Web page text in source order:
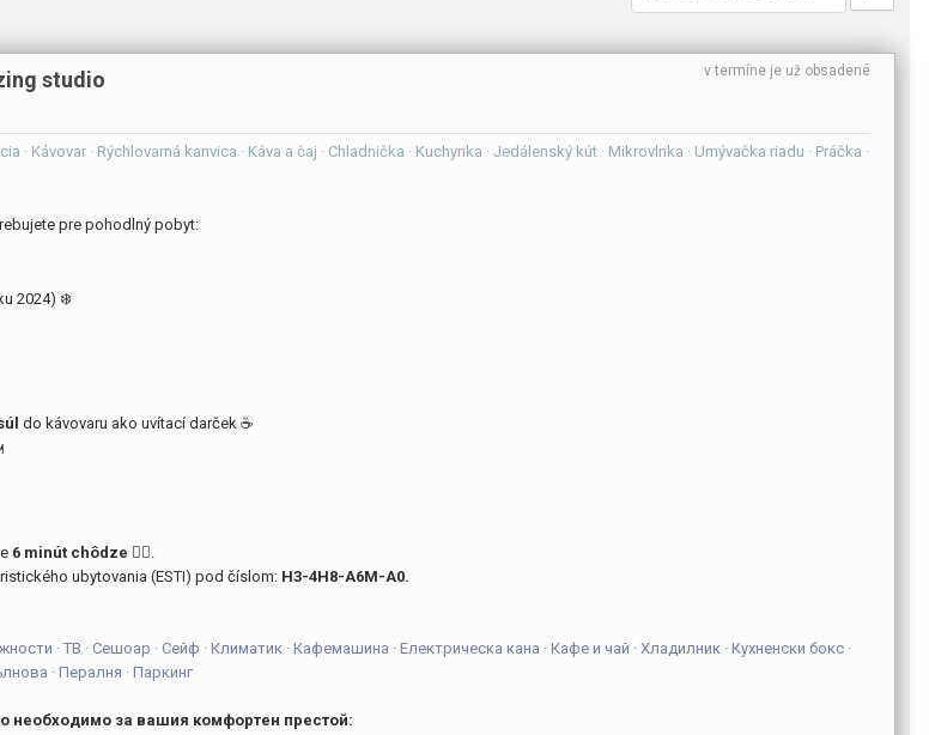
studio v termíne je už obsadené
· Kávovar · Rýchlovarná kanvica · Káva a čaj · Chladnička · Kuchynka · Jedálenský kút · Mikrovlnka · Umývačka riadu · Práčka ·
pre pohodlný pobyt:
2024) ❄️
do kávovaru ako uvítací darček ☕
6 minút chôdze 🚶‍♂️.
ubytovania (ESTI) pod číslom: H3-4H8-A6M-A0.
· ТВ · Сешоар · Сейф · Климатик · Кафемашина · Електрическа кана · Кафе и чай · Хладилник · Кухненски бокс ·
· Пералня · Паркинг
необходимо за вашия комфортен престой: